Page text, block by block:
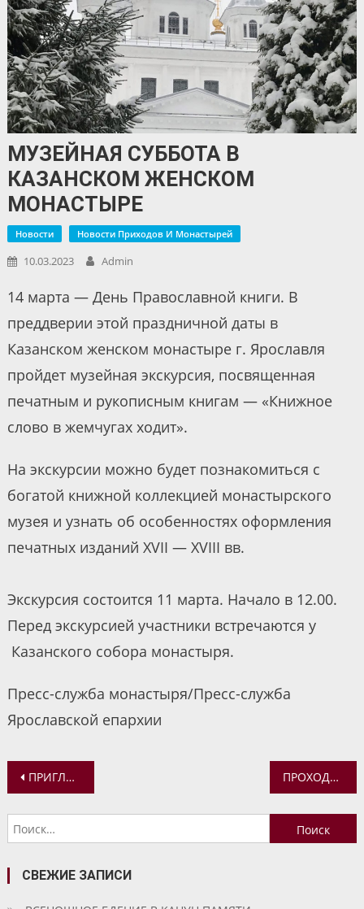
МУЗЕЙНАЯ СУББОТА В
КАЗАНСКОМ ЖЕНСКОМ
МОНАСТЫРЕ
Новости Новости Приходов И Монастырей
10.03.2023 Admin
14 марта — День Православной книги. В
преддверии этой праздничной даты в
Казанском женском монастыре г. Ярославля
пройдет музейная экскурсия, посвященная
печатным и рукописным книгам — «Книжное
слово в жемчугах ходит».
На экскурсии можно будет познакомиться с
богатой книжной коллекцией монастырского
музея и узнать об особенностях оформления
печатных изданий XVII — XVIII вв.
Экскурсия состоится 11 марта. Начало в 12.00.
Перед экскурсией участники встречаются у
Казанского собора монастыря.
Пресс-служба монастыря/Пресс-служба
Ярославской епархии
Навигация
по
записям
ПРИГЛАШАЕМ ПРОЙТИ ОБУЧЕНИЕ НА КУРСАХ «МЛАДШАЯ МЕДИЦИНСКАЯ СЕСТРА ПО УХОДУ ЗА БОЛЬНЫМИ» ПРОХОДИТ ПЕРВЫЙ БЛАГОТВОРИТЕЛЬНЫЙ ФЕСТИВАЛЬ В ПОДДЕРЖКУ СЕЛЬСКИХ ХРАМОВ
Найти:
СВЕЖИЕ ЗАПИСИ